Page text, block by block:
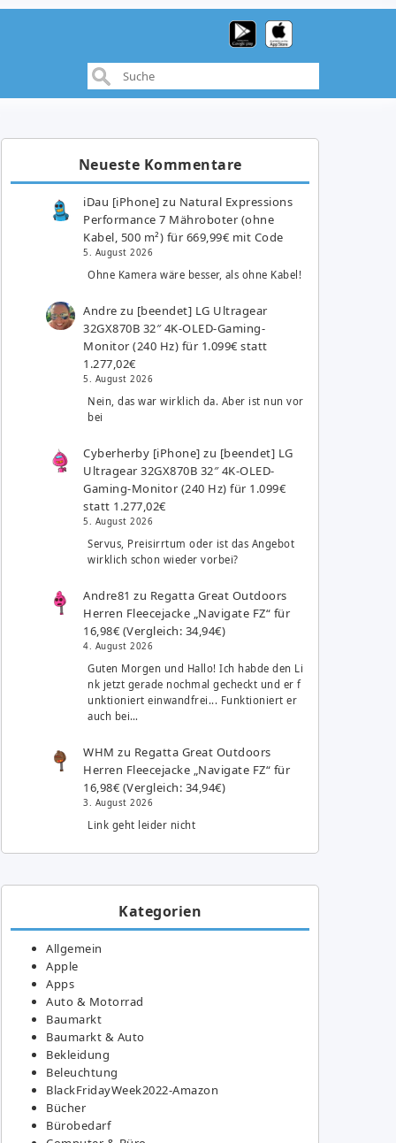
Neueste Kommentare
iDau [iPhone] zu Natural Expressions
Performance 7 Mähroboter (ohne
Kabel, 500 m²) für 669,99€ mit Code
5. August 2026
Ohne Kamera wäre besser, als ohne Kabel!
Andre zu [beendet] LG Ultragear
32GX870B 32″ 4K-OLED-Gaming-
Monitor (240 Hz) für 1.099€ statt
1.277,02€
5. August 2026
Nein, das war wirklich da. Aber ist nun vor
bei
Cyberherby [iPhone] zu [beendet] LG
Ultragear 32GX870B 32″ 4K-OLED-
Gaming-Monitor (240 Hz) für 1.099€
statt 1.277,02€
5. August 2026
Servus, Preisirrtum oder ist das Angebot
wirklich schon wieder vorbei?
Andre81 zu Regatta Great Outdoors
Herren Fleecejacke „Navigate FZ“ für
16,98€ (Vergleich: 34,94€)
4. August 2026
Guten Morgen und Hallo! Ich habde den Li
nk jetzt gerade nochmal gecheckt und er f
unktioniert einwandfrei... Funktioniert er
auch bei…
WHM zu Regatta Great Outdoors
Herren Fleecejacke „Navigate FZ“ für
16,98€ (Vergleich: 34,94€)
3. August 2026
Link geht leider nicht
Kategorien
Allgemein
Apple
Apps
Auto & Motorrad
Baumarkt
Baumarkt & Auto
Bekleidung
Beleuchtung
BlackFridayWeek2022-Amazon
Bücher
Bürobedarf